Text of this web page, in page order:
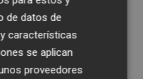
de datos de
características
se aplican
proveedores